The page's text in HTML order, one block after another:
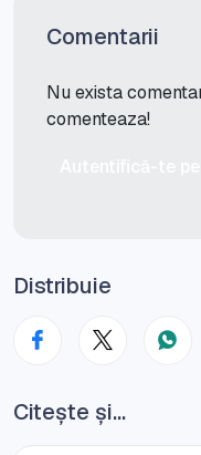
Comentarii
Nu exista
comenteaza!
Distribuie
Citește și...